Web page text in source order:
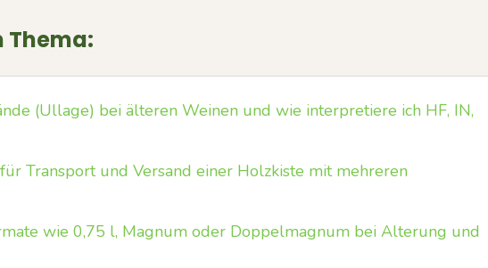
Thema:
(Ullage) bei älteren Weinen und wie interpretiere ich HF, IN,
Transport und Versand einer Holzkiste mit mehreren
wie 0,75 l, Magnum oder Doppelmagnum bei Alterung und